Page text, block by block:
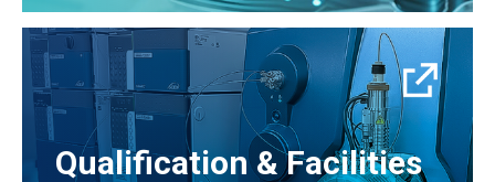
Qualification & Facilities